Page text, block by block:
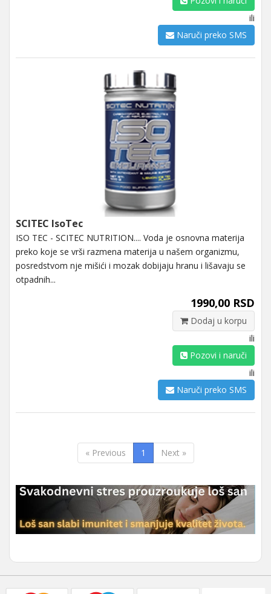
ili
Naruči preko SMS
SCITEC IsoTec
ISO TEC - SCITEC NUTRITION.... Voda je osnovna materija
preko koje se vrši razmena materija u našem organizmu,
posredstvom nje mišići i mozak dobijaju hranu i lišavaju se
otpadnih...
1990,00 RSD
Dodaj u korpu
ili
Pozovi i naruči
ili
Naruči preko SMS
« Previous 1 Next »